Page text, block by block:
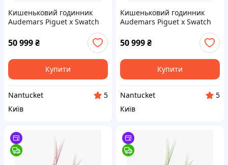
Кишеньковий годинник
Audemars Piguet x Swatch
SSX03L100N
50 999₴
Купити
Nantucket
5
Київ
Кишеньковий годинник
Audemars Piguet x Swatch
SSX03J100N
50 999₴
Купити
Nantucket
5
Київ